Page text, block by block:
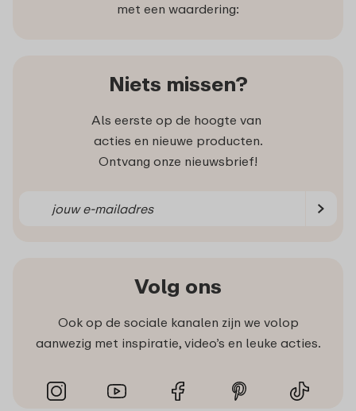
met een waardering:
Niets missen?
Als eerste op de hoogte van
acties en nieuwe producten.
Ontvang onze nieuwsbrief!
Volg ons
Ook op de sociale kanalen zijn we volop
aanwezig met inspiratie, video’s en leuke acties.